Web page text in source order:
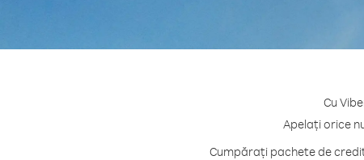
Cu
Apelați orice
Cumpărați pachete de